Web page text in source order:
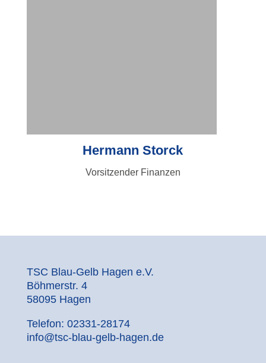
Hermann Storck
Vorsitzender Finanzen
TSC Blau-Gelb Hagen e.V.
Böhmerstr. 4
58095 Hagen
Telefon: 02331-28174
info@tsc-blau-gelb-hagen.de